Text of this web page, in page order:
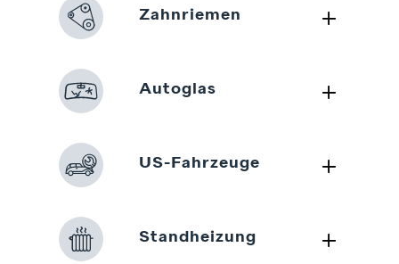
Zahnriemen L
Autoglas L
US-Fahrzeuge L
Standheizung L